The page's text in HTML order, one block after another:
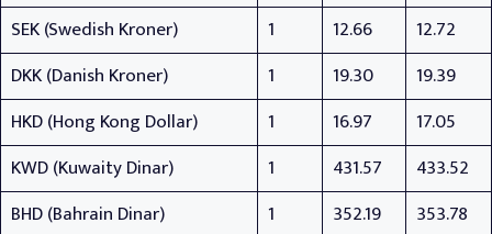
SEK (Swedish Kroner)
1 12.66
12.72
DKK (Danish Kroner)
1 19.30
19.39
HKD (Hong Kong Dollar)
1 16.97
17.05
KWD (Kuwaity Dinar)
1 431.57
433.52
BHD (Bahrain Dinar)
1 352.19 353.78